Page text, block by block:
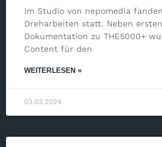
Im Studio von nepomedia
Dreharbeiten statt. Neben
Dokumentation zu THE5000+
Content für den
WEITERLESEN »
03.03.2024